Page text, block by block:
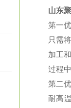
山东
第一
只需
加工
过程
第二
耐高